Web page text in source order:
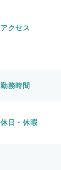
アクセス
勤務時間
休日・休暇